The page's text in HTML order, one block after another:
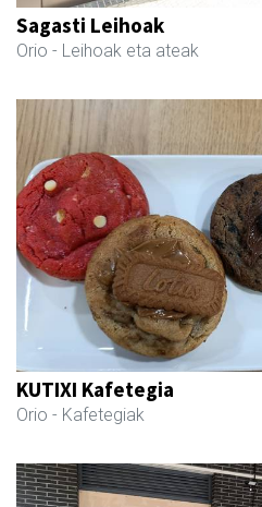
Sagasti Leihoak
Orio - Leihoak eta ateak
KUTIXI Kafetegia
Orio - Kafetegiak